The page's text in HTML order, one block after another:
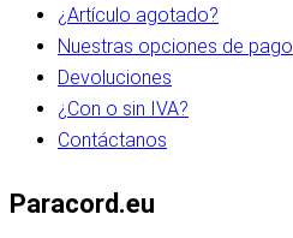
¿Artículo agotado?
Nuestras opciones de pago
Devoluciones
¿Con o sin IVA?
Contáctanos
Paracord.eu